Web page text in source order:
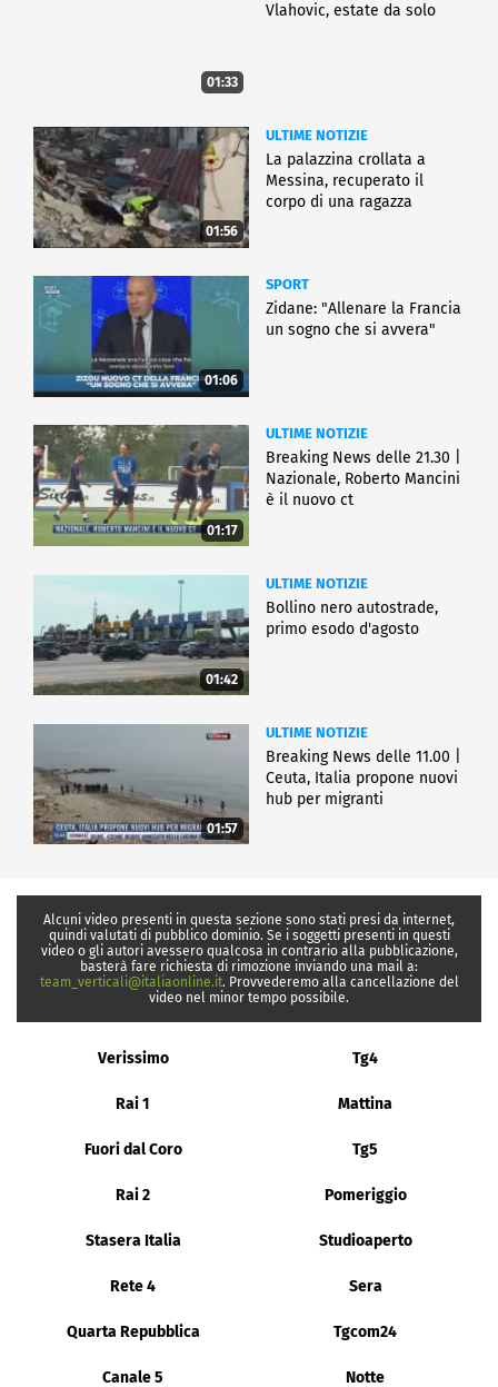
01:33
Vlahovic, estate da solo
01:56
ULTIME NOTIZIE
La palazzina crollata a
Messina, recuperato il
corpo di una ragazza
01:06
SPORT
Zidane: "Allenare la Francia
un sogno che si avvera"
01:17
ULTIME NOTIZIE
Breaking News delle 21.30 |
Nazionale, Roberto Mancini
è il nuovo ct
01:42
ULTIME NOTIZIE
Bollino nero autostrade,
primo esodo d'agosto
01:57
ULTIME NOTIZIE
Breaking News delle 11.00 |
Ceuta, Italia propone nuovi
hub per migranti
Alcuni video presenti in questa sezione sono stati presi da internet,
quindi valutati di pubblico dominio. Se i soggetti presenti in questi
video o gli autori avessero qualcosa in contrario alla pubblicazione,
basterà fare richiesta di rimozione inviando una mail a:
team_verticali@italiaonline.it. Provvederemo alla cancellazione del
video nel minor tempo possibile.
Verissimo Tg4
Rai 1 Mattina
Fuori dal Coro Tg5
Rai 2 Pomeriggio
Stasera Italia Studioaperto
Rete 4 Sera
Quarta Repubblica Tgcom24
Canale 5 Notte